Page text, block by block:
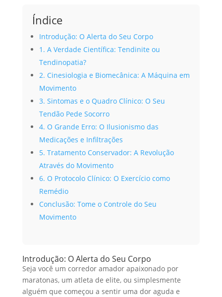
Índice
Introdução: O Alerta do Seu Corpo
1. A Verdade Científica: Tendinite ou
Tendinopatia?
2. Cinesiologia e Biomecânica: A Máquina em
Movimento
3. Sintomas e o Quadro Clínico: O Seu
Tendão Pede Socorro
4. O Grande Erro: O Ilusionismo das
Medicações e Infiltrações
5. Tratamento Conservador: A Revolução
Através do Movimento
6. O Protocolo Clínico: O Exercício como
Remédio
Conclusão: Tome o Controle do Seu
Movimento
Introdução: O Alerta do Seu Corpo
Seja você um corredor amador apaixonado por
maratonas, um atleta de elite, ou simplesmente
alguém que começou a sentir uma dor aguda e